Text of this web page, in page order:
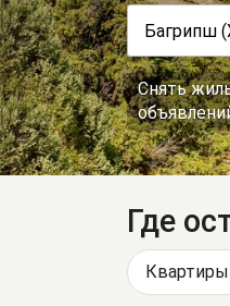
Снять
Где